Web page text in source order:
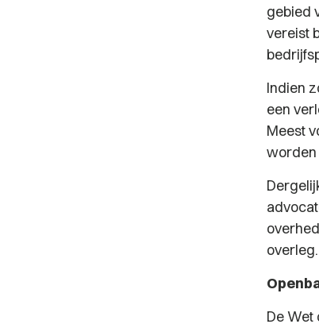
gebied
vereist
Indien
een
Meest
worden
overleg.
De Wet